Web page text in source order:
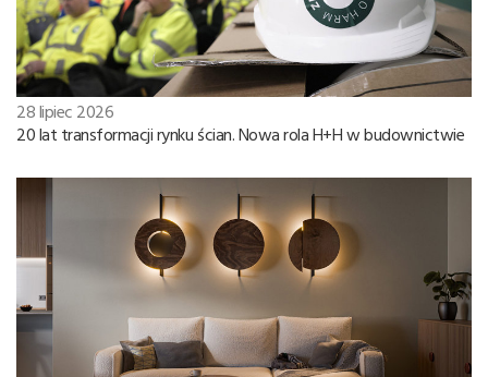
28 lipiec 2026
20 lat transformacji rynku ścian. Nowa rola H+H w budownictwie